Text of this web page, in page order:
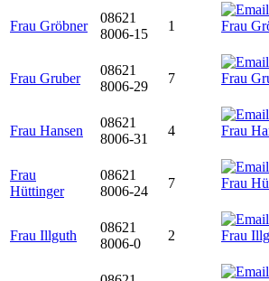
Frau Gröbner
08621
8006-15
1
Frau Gruber
08621
8006-29
7
Frau Hansen
08621
8006-31
4
Frau
Hüttinger
08621
8006-24
7
Frau Illguth
08621
8006-0
2